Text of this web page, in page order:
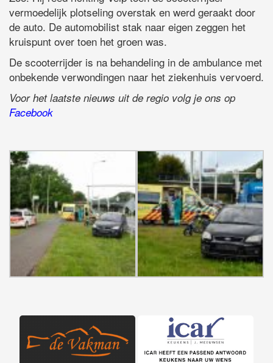
vermoedelijk plotseling overstak en werd geraakt door
de auto. De automobilist stak naar eigen zeggen het
kruispunt over toen het groen was.
De scooterrijder is na behandeling in de ambulance met
onbekende verwondingen naar het ziekenhuis vervoerd.
Voor het laatste nieuws uit de regio volg je ons op
Facebook